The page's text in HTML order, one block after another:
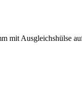
mit Ausgleichshülse